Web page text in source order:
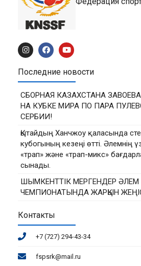
Последние новости
СБОРНАЯ КАЗАХСТАНА
НА КУБКЕ МИРА ПО ПАРА
СЕРБИИ!
Қытайдың Ханчжоу қаласында
кубогының кезеңі өтті. Әлемнің
«трап» және «трап-микс»
сынады.
ШЫМКЕНТТІК МЕРГЕНДЕР ӘЛЕМ
ЧЕМПИОНАТЫНДА ЖАРҚЫН
Контакты
+7 (727) 294-43-34
fspsrk@mail.ru